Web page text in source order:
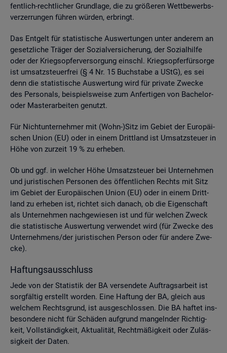
fent­lich-recht­li­cher Grund­la­ge, die zu grö­ße­ren Wett­be­werbs­
ver­zer­run­gen füh­ren wür­den, er­bringt.
Das Ent­gelt für sta­tis­ti­sche Aus­wer­tun­gen unter an­de­rem an
ge­setz­li­che Trä­ger der So­zi­al­ver­si­che­rung, der So­zi­al­hil­fe
oder der Kriegs­op­fer­ver­sor­gung einschl. Kriegs­op­fer­für­sor­ge
ist um­satz­steu­er­frei (§ 4 Nr. 15 Buch­sta­be a UStG), es sei
denn die sta­tis­ti­sche Aus­wer­tung wird für pri­va­te Zwe­cke
des Per­so­nals, bei­spiels­wei­se zum An­fer­ti­gen von Ba­che­lor-
oder Mas­ter­ar­bei­ten ge­nutzt.
Für Nicht­un­ter­neh­mer mit (Wohn-)Sitz im Ge­biet der Eu­ro­päi­
schen Union (EU) oder in einem Dritt­land ist Um­satz­steu­er in
Höhe von zur­zeit 19 % zu er­he­ben.
Ob und ggf. in wel­cher Höhe Um­satz­steu­er bei Un­ter­neh­men
und ju­ris­ti­schen Per­so­nen des öf­fent­li­chen Rechts mit Sitz
im Ge­biet der Eu­ro­päi­schen Union (EU) oder in einem Dritt­
land zu er­he­ben ist, rich­tet sich da­nach, ob die Ei­gen­schaft
als Un­ter­neh­men nach­ge­wie­sen ist und für wel­chen Zweck
die sta­tis­ti­sche Aus­wer­tung ver­wen­det wird (für Zwe­cke des
Un­ter­neh­mens/der ju­ris­ti­schen Per­son oder für an­de­re Zwe­
cke).
Haf­tungs­aus­schluss
Jede von der Sta­tis­tik der BA ver­sen­de­te Auf­trags­ar­beit ist
sorg­fäl­tig er­stellt wor­den. Eine Haf­tung der BA, gleich aus
wel­chem Rechts­grund, ist aus­ge­schlos­sen. Die BA haf­tet ins­
be­son­de­re nicht für Schä­den auf­grund man­geln­der Rich­tig­
keit, Voll­stän­dig­keit, Ak­tua­li­tät, Recht­mä­ßig­keit oder Zu­läs­
sig­keit der Daten.